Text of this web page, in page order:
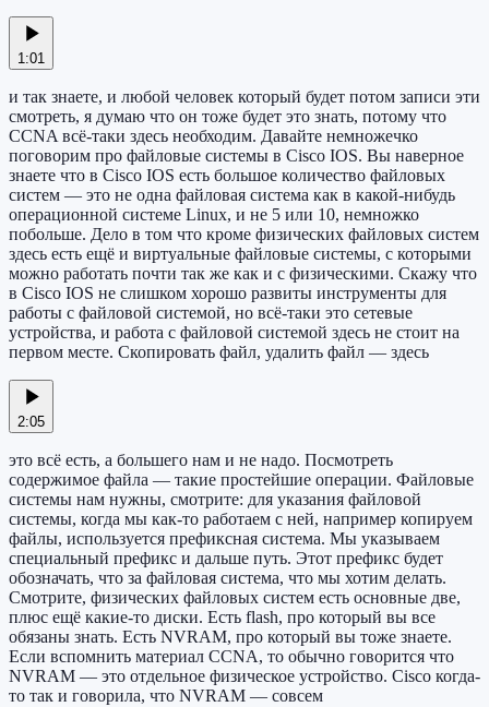
1:01
и так знаете, и любой человек который будет потом записи эти
смотреть, я думаю что он тоже будет это знать, потому что
CCNA всё-таки здесь необходим. Давайте немножечко
поговорим про файловые системы в Cisco IOS. Вы наверное
знаете что в Cisco IOS есть большое количество файловых
систем — это не одна файловая система как в какой-нибудь
операционной системе Linux, и не 5 или 10, немножко
побольше. Дело в том что кроме физических файловых систем
здесь есть ещё и виртуальные файловые системы, с которыми
можно работать почти так же как и с физическими. Скажу что
в Cisco IOS не слишком хорошо развиты инструменты для
работы с файловой системой, но всё-таки это сетевые
устройства, и работа с файловой системой здесь не стоит на
первом месте. Скопировать файл, удалить файл — здесь
2:05
это всё есть, а большего нам и не надо. Посмотреть
содержимое файла — такие простейшие операции. Файловые
системы нам нужны, смотрите: для указания файловой
системы, когда мы как-то работаем с ней, например копируем
файлы, используется префиксная система. Мы указываем
специальный префикс и дальше путь. Этот префикс будет
обозначать, что за файловая система, что мы хотим делать.
Смотрите, физических файловых систем есть основные две,
плюс ещё какие-то диски. Есть flash, про который вы все
обязаны знать. Есть NVRAM, про который вы тоже знаете.
Если вспомнить материал CCNA, то обычно говорится что
NVRAM — это отдельное физическое устройство. Cisco когда-
то так и говорила, что NVRAM — совсем